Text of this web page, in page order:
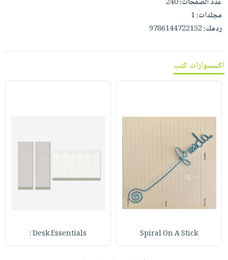
عدد الصفحات:240
مجلدات:1
ردمك:9786144722152
اكسسوارات كتب
Spiral On A Stick
Desk Essentials :